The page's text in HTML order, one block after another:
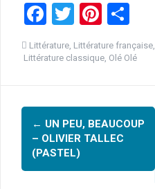
F
a
ce
o
o
k
T
wi
tt
Pi
nt
er
t
ar
ta
er
Littérature, Littérature française,
Littérature classique, Olé Olé
Navigation
d'article
← UN PEU, BEAUCOUP
– OLIVIER TALLEC
(PASTEL)